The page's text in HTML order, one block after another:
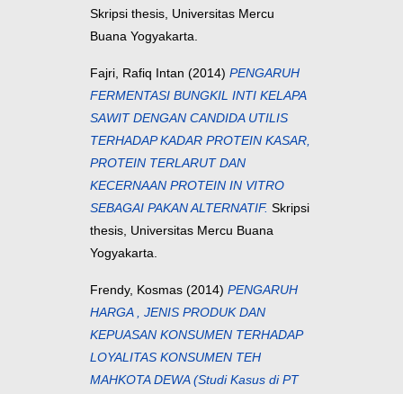
Skripsi thesis, Universitas Mercu
Buana Yogyakarta.
Fajri, Rafiq Intan (2014) PENGARUH
FERMENTASI BUNGKIL INTI KELAPA
SAWIT DENGAN CANDIDA UTILIS
TERHADAP KADAR PROTEIN KASAR,
PROTEIN TERLARUT DAN
KECERNAAN PROTEIN IN VITRO
SEBAGAI PAKAN ALTERNATIF. Skripsi
thesis, Universitas Mercu Buana
Yogyakarta.
Frendy, Kosmas (2014) PENGARUH
HARGA , JENIS PRODUK DAN
KEPUASAN KONSUMEN TERHADAP
LOYALITAS KONSUMEN TEH
MAHKOTA DEWA (Studi Kasus di PT